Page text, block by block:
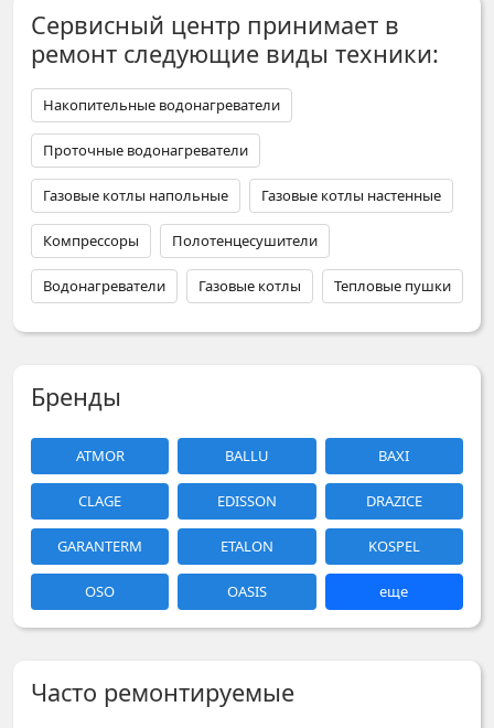
Сервисный центр принимает в
ремонт следующие виды техники:
Накопительные водонагреватели
Проточные водонагреватели
Газовые котлы напольные Газовые котлы настенные
Компрессоры Полотенцесушители
Водонагреватели Газовые котлы Тепловые пушки
Бренды
ATMOR BALLU BAXI
CLAGE EDISSON DRAZICE
GARANTERM ETALON KOSPEL
OSO OASIS еще
Часто ремонтируемые